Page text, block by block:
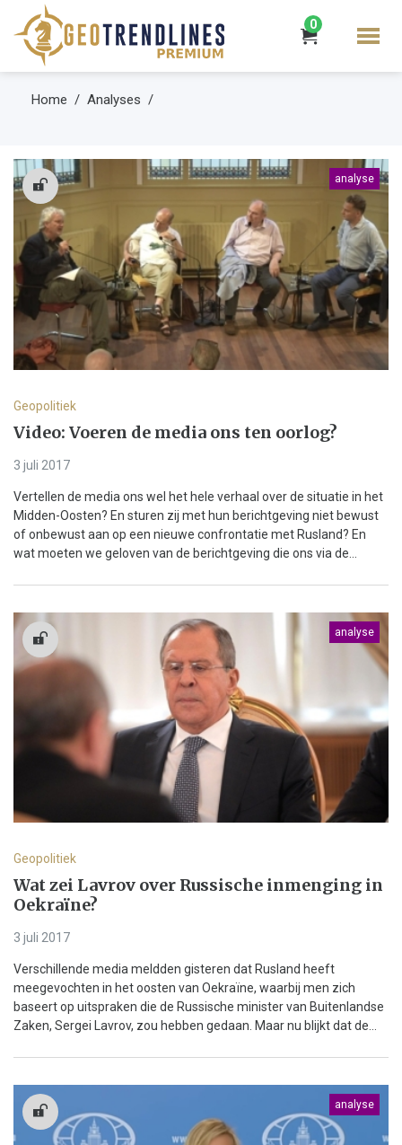
0
Home Analyses
analyse
Geopolitiek
Video: Voeren de media ons ten oorlog?
3 juli 2017
Vertellen de media ons wel het hele verhaal over de situatie in het
Midden-Oosten? En sturen zij met hun berichtgeving niet bewust
of onbewust aan op een nieuwe confrontatie met Rusland? En
wat moeten we geloven van de berichtgeving die ons via de...
analyse
Geopolitiek
Wat zei Lavrov over Russische inmenging in
Oekraïne?
3 juli 2017
Verschillende media meldden gisteren dat Rusland heeft
meegevochten in het oosten van Oekraïne, waarbij men zich
baseert op uitspraken die de Russische minister van Buitenlandse
Zaken, Sergei Lavrov, zou hebben gedaan. Maar nu blijkt dat de...
analyse